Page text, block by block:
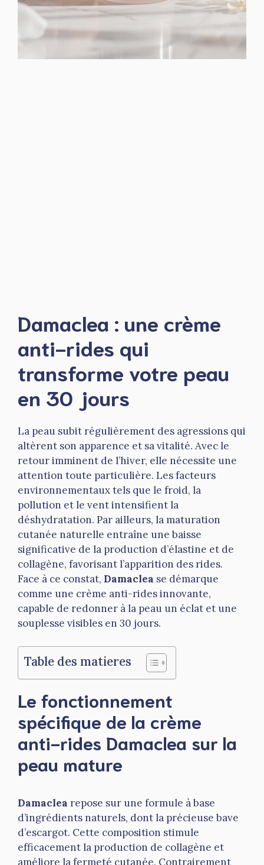
Damaclea : une crème
anti-rides qui
transforme votre peau
en 30 jours
La peau subit régulièrement des agressions qui
altèrent son apparence et sa vitalité. Avec le
retour imminent de l’hiver, elle nécessite une
attention toute particulière. Les facteurs
environnementaux tels que le froid, la
pollution et le vent intensifient la
déshydratation. Par ailleurs, la maturation
cutanée naturelle entraîne une baisse
significative de la production d’élastine et de
collagène, favorisant l’apparition des rides.
Face à ce constat, Damaclea se démarque
comme une crème anti-rides innovante,
capable de redonner à la peau un éclat et une
souplesse visibles en 30 jours.
Table des matieres
Le fonctionnement
spécifique de la crème
anti-rides Damaclea sur la
peau mature
Damaclea repose sur une formule à base
d’ingrédients naturels, dont la précieuse bave
d’escargot. Cette composition stimule
efficacement la production de collagène et
améliore la fermeté cutanée. Contrairement